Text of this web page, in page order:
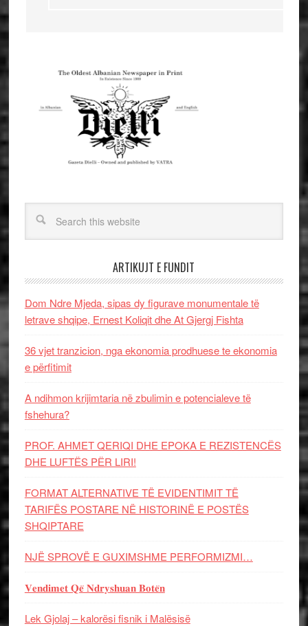
ARTIKUJT E FUNDIT
Dom Ndre Mjeda, sipas dy figurave monumentale të
letrave shqipe, Ernest Koliqit dhe At Gjergj Fishta
36 vjet tranzicion, nga ekonomia prodhuese te ekonomia
e përfitimit
A ndihmon krijimtaria në zbulimin e potencialeve të
fshehura?
PROF. AHMET QERIQI DHE EPOKA E REZISTENCЁS
DHE LUFTЁS PЁR LIRI!
FORMAT ALTERNATIVE TË EVIDENTIMIT TË
TARIFËS POSTARE NË HISTORINË E POSTËS
SHQIPTARE
NJË SPROVË E GUXIMSHME PERFORMIZMI…
𝐕𝐞𝐧𝐝𝐢𝐦𝐞𝐭 𝐐𝐞̈ 𝐍𝐝𝐫𝐲𝐬𝐡𝐮𝐚𝐧 𝐁𝐨𝐭𝐞̈𝐧
Lek Gjolaj – kalorësi fisnik i Malësisë